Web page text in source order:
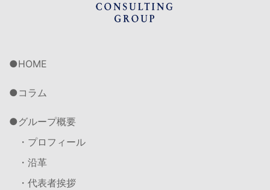
HOME
コラム
グループ概要
・プロフィール
・沿革
・代表者挨拶